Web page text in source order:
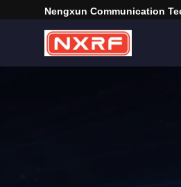
Nengxun Communication